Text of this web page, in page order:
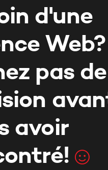
d'une
Web?
pas de
avoir